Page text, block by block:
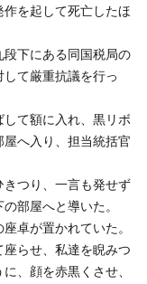
を起して死亡したほ
下にある同国税局の
て厳重抗議を行っ
て額に入れ、黒リボ
へ入り、担当統括官
つり、一言も発せず
部屋へと導いた。
卓が置かれていた。
らせ、私達を睨みつ
、顔を赤黒くさせ、